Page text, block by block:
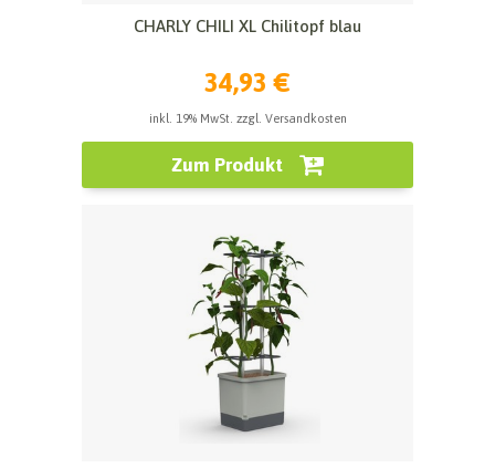
CHARLY CHILI XL Chilitopf blau
34,93 €
inkl. 19% MwSt. zzgl. Versandkosten
Zum Produkt